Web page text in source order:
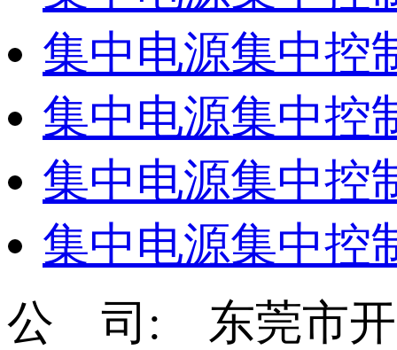
集中电源集中控
集中电源集中控
集中电源集中控
集中电源集中控
公 司: 东莞市开